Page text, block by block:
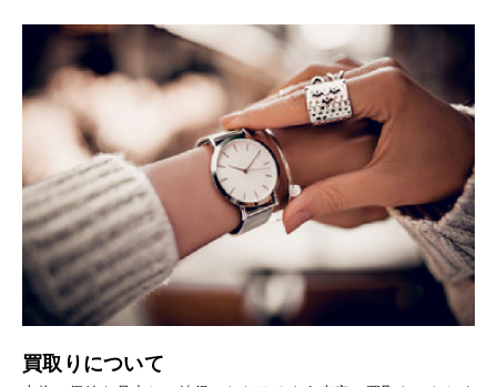
買取りについて